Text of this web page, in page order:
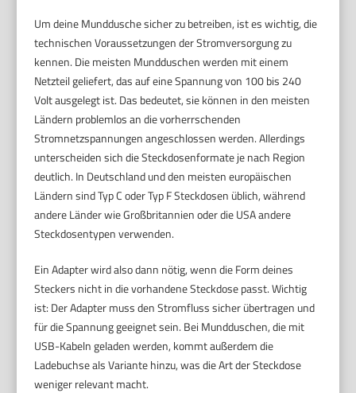
Um deine Munddusche sicher zu betreiben, ist es wichtig, die
technischen Voraussetzungen der Stromversorgung zu
kennen. Die meisten Mundduschen werden mit einem
Netzteil geliefert, das auf eine Spannung von 100 bis 240
Volt ausgelegt ist. Das bedeutet, sie können in den meisten
Ländern problemlos an die vorherrschenden
Stromnetzspannungen angeschlossen werden. Allerdings
unterscheiden sich die Steckdosenformate je nach Region
deutlich. In Deutschland und den meisten europäischen
Ländern sind Typ C oder Typ F Steckdosen üblich, während
andere Länder wie Großbritannien oder die USA andere
Steckdosentypen verwenden.
Ein Adapter wird also dann nötig, wenn die Form deines
Steckers nicht in die vorhandene Steckdose passt. Wichtig
ist: Der Adapter muss den Stromfluss sicher übertragen und
für die Spannung geeignet sein. Bei Mundduschen, die mit
USB-Kabeln geladen werden, kommt außerdem die
Ladebuchse als Variante hinzu, was die Art der Steckdose
weniger relevant macht.